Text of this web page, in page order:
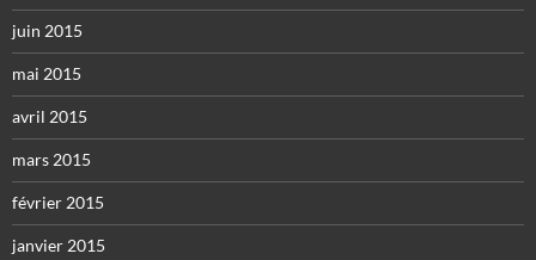
juin 2015
mai 2015
avril 2015
mars 2015
février 2015
janvier 2015